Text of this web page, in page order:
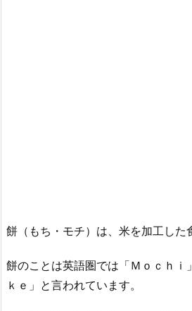
餅（もち・モチ）は、米を加工した
餅のことは英語圏では「Ｍｏｃｈ
ｋｅ」と言われています。